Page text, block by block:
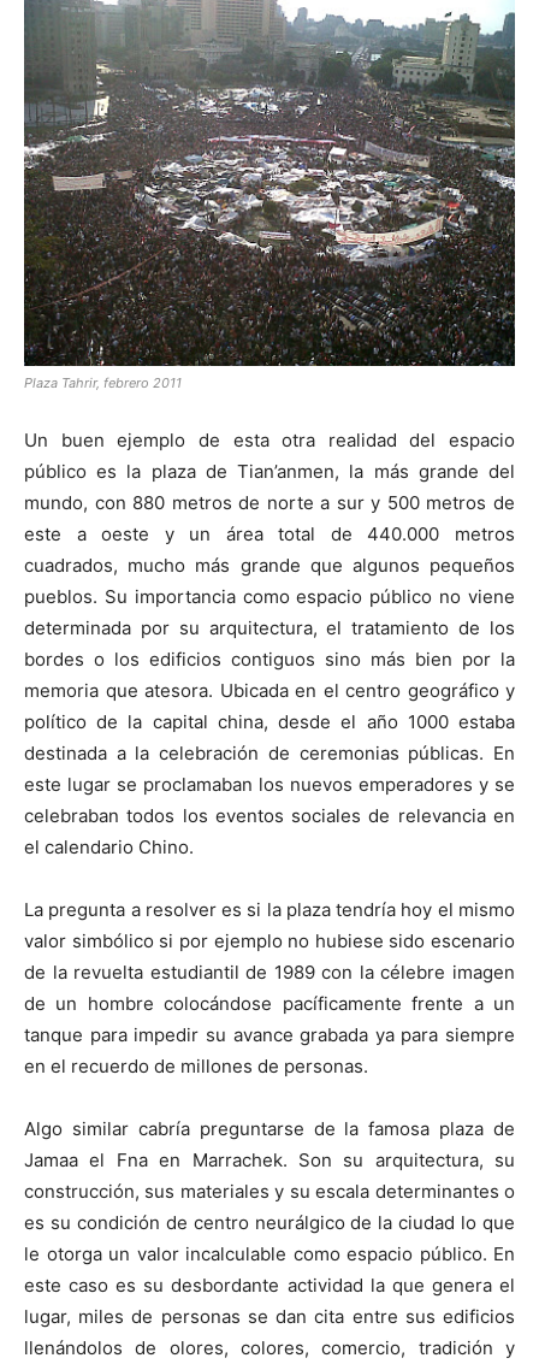
Plaza Tahrir, febrero 2011
Un buen ejemplo de esta otra realidad del espacio
público es la plaza de Tian’anmen, la más grande del
mundo, con 880 metros de norte a sur y 500 metros de
este a oeste y un área total de 440.000 metros
cuadrados, mucho más grande que algunos pequeños
pueblos. Su importancia como espacio público no viene
determinada por su arquitectura, el tratamiento de los
bordes o los edificios contiguos sino más bien por la
memoria que atesora. Ubicada en el centro geográfico y
político de la capital china, desde el año 1000 estaba
destinada a la celebración de ceremonias públicas. En
este lugar se proclamaban los nuevos emperadores y se
celebraban todos los eventos sociales de relevancia en
el calendario Chino.
La pregunta a resolver es si la plaza tendría hoy el mismo
valor simbólico si por ejemplo no hubiese sido escenario
de la revuelta estudiantil de 1989 con la célebre imagen
de un hombre colocándose pacíficamente frente a un
tanque para impedir su avance grabada ya para siempre
en el recuerdo de millones de personas.
Algo similar cabría preguntarse de la famosa plaza de
Jamaa el Fna en Marrachek. Son su arquitectura, su
construcción, sus materiales y su escala determinantes o
es su condición de centro neurálgico de la ciudad lo que
le otorga un valor incalculable como espacio público. En
este caso es su desbordante actividad la que genera el
lugar, miles de personas se dan cita entre sus edificios
llenándolos de olores, colores, comercio, tradición y